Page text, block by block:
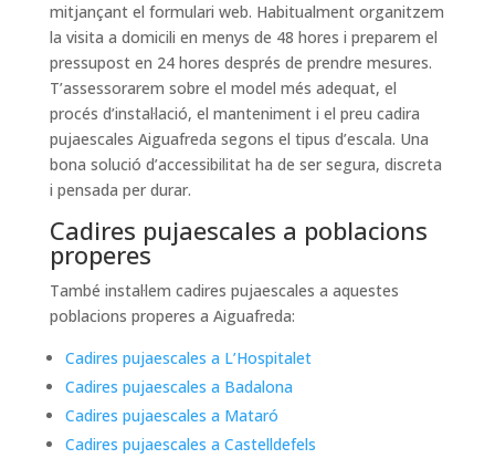
mitjançant el formulari web. Habitualment organitzem
la visita a domicili en menys de 48 hores i preparem el
pressupost en 24 hores després de prendre mesures.
T’assessorarem sobre el model més adequat, el
procés d’instal·lació, el manteniment i el preu cadira
pujaescales Aiguafreda segons el tipus d’escala. Una
bona solució d’accessibilitat ha de ser segura, discreta
i pensada per durar.
Cadires pujaescales a poblacions
properes
També instal·lem cadires pujaescales a aquestes
poblacions properes a Aiguafreda:
Cadires pujaescales a L’Hospitalet
Cadires pujaescales a Badalona
Cadires pujaescales a Mataró
Cadires pujaescales a Castelldefels